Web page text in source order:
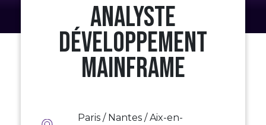
Analyste
Développement
Mainframe
Paris / Nantes / Aix-en-